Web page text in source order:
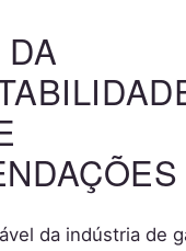
da indústria de